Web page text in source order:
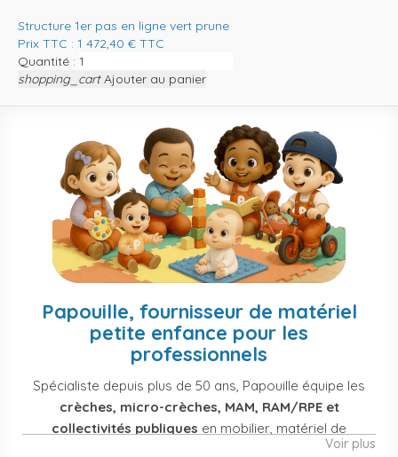
Structure 1er pas en ligne vert prune
Prix TTC : 1 472,40 € TTC
Quantité :
shopping_cart Ajouter au panier
Papouille, fournisseur de matériel
petite enfance pour les
professionnels
Spécialiste depuis plus de 50 ans, Papouille équipe les
crèches, micro-crèches, MAM, RAM/RPE et
collectivités publiques en mobilier, matériel de
puériculture, jouets et équipement pour structures
Voir plus